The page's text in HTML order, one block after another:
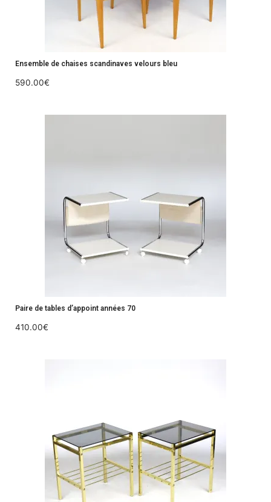
Ensemble de chaises scandinaves velours bleu
590.00€
Paire de tables d’appoint années 70
410.00€